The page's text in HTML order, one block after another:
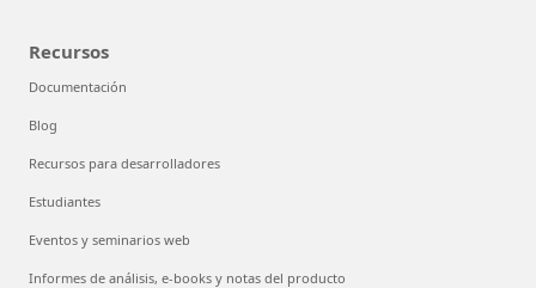
Recursos
Documentación
Blog
Recursos para desarrolladores
Estudiantes
Eventos y seminarios web
Informes de análisis, e-books y notas del producto